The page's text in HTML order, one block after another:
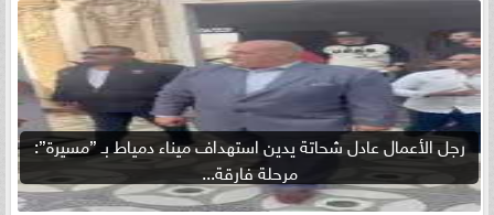
رجل الأعمال عادل شحاتة يدين استهداف ميناء دمياط بـ ”مسيرة”:
مرحلة فارقة...